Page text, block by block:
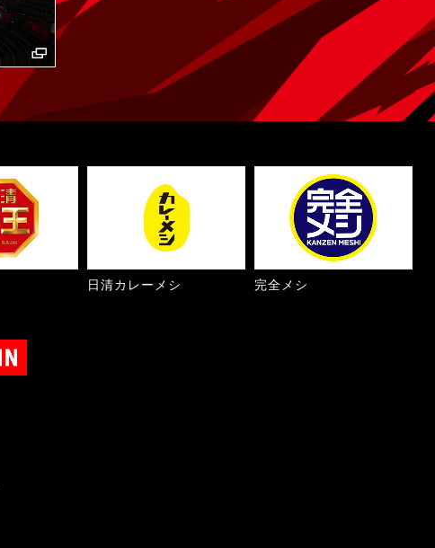
日清カレーメシ 完全メシ